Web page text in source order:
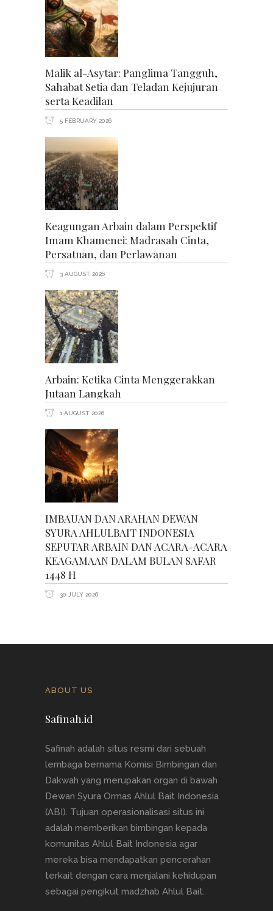
Malik al-Asytar: Panglima Tangguh,
Sahabat Setia dan Teladan Kejujuran
serta Keadilan
5 FEBRUARY 2026
Keagungan Arbain dalam Perspektif
Imam Khamenei: Madrasah Cinta,
Persatuan, dan Perlawanan
3 AUGUST 2026
Arbain: Ketika Cinta Menggerakkan
Jutaan Langkah
1 AUGUST 2026
IMBAUAN DAN ARAHAN DEWAN
SYURA AHLULBAIT INDONESIA
SEPUTAR ARBAIN DAN ACARA-ACARA
KEAGAMAAN DALAM BULAN SAFAR
1448 H
30 JULY 2026
ABOUT US
Safinah.id
Safinah adalah situs resmi dari sebuah
lembaga bernama Komisi Bimbingan dan
Dakwah yang merupakan organ di bawah
Dewan Syura Ormas Ahlul Bait Indonesia
(ABI). Tujuan operasionalisasi situs ini
adalah memberikan bimbingan kepada
komunitas Ahlul Bait Indonesia agar
mereka bisa mendapatkan pencerahan
terkait dengan cara menjalani kehidupan
sebagai pengikut madzhab Ahlul Bait.